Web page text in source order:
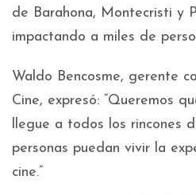
de Barahona, Montecristi y
impactando a miles de
Waldo Bencosme, gerente
Cine, expresó: “Queremos
llegue a todos los rincones
personas puedan vivir la
cine.”